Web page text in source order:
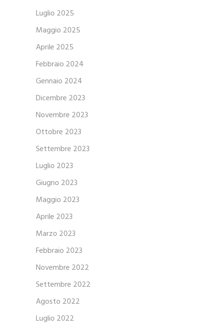
Luglio 2025
Maggio 2025
Aprile 2025
Febbraio 2024
Gennaio 2024
Dicembre 2023
Novembre 2023
Ottobre 2023
Settembre 2023
Luglio 2023
Giugno 2023
Maggio 2023
Aprile 2023
Marzo 2023
Febbraio 2023
Novembre 2022
Settembre 2022
Agosto 2022
Luglio 2022